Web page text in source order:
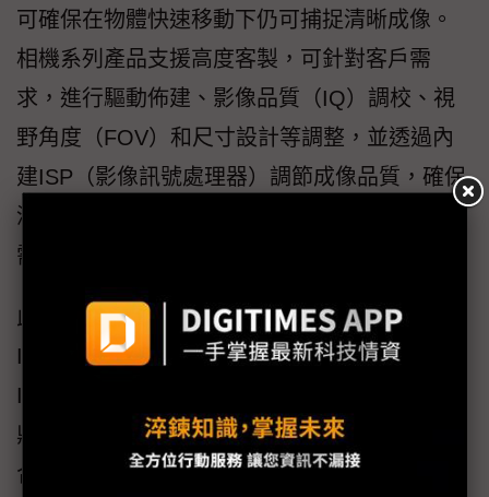
可確保在物體快速移動下仍可捕捉清晰成像。
相機系列產品支援高度客製，可針對客戶需
求，進行驅動佈建、影像品質（IQ）調校、視
野角度（FOV）和尺寸設計等調整，並透過內
建ISP（影像訊號處理器）調節成像品質，確保
清晰呈現影像細節，滿足對高解析度與幀率的
需求。
此外，宜鼎MIPI相機具備廣泛相容性、除是
Intel在台的唯一認證夥伴，更可無縫導入包括
Intel和NVIDIA Jetson等主要平台，並能透過宜
鼎的軟體研發團隊，確保與客戶系統順利整
合，大幅減少客戶端投入的開發時間和資源。